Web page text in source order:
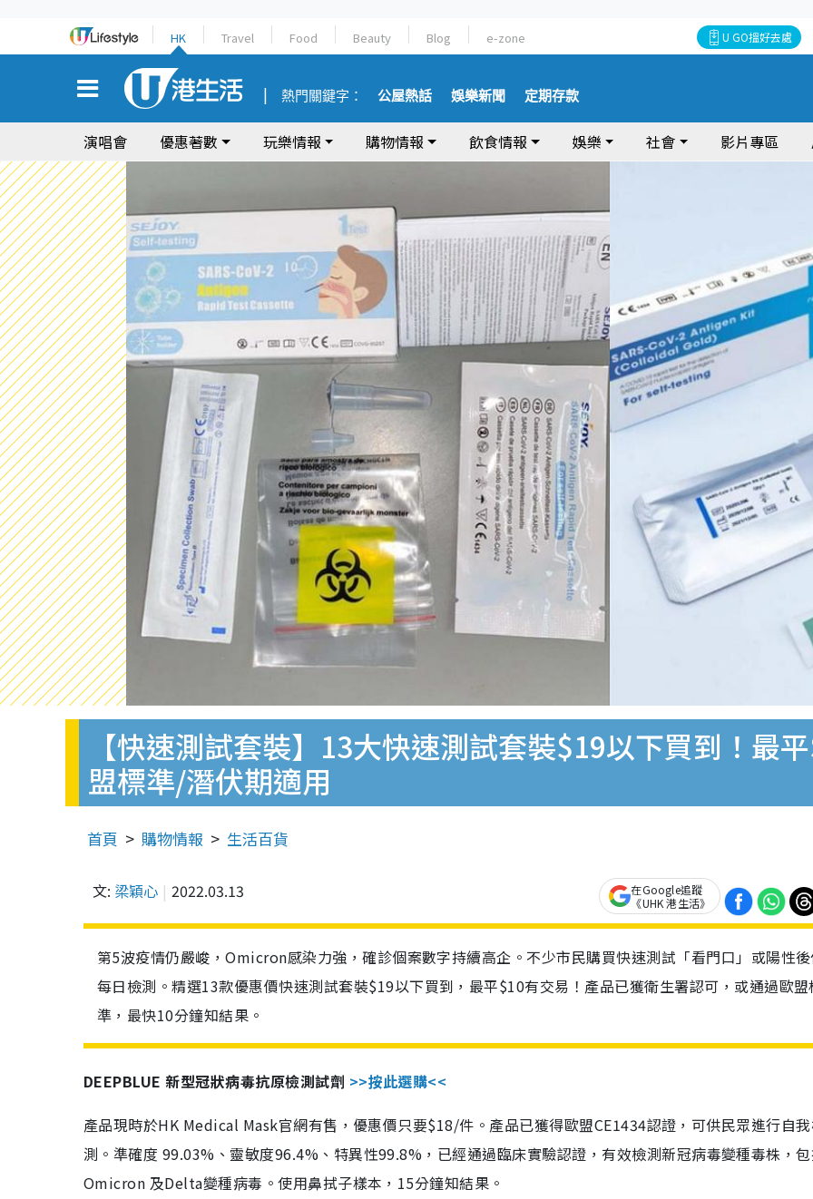
HK Travel Food Beauty Blog e-zone U GO搵好去處
熱門關鍵字： 公屋熱話 娛樂新聞 定期存款
演唱會 優惠著數 玩樂情報 購物情報 飲食情報 娛樂 社會 影片專區
【快速測試套裝】13大快速測試套裝$19以下買到！最
盟標準/潛伏期適用
首頁 購物情報 生活百貨
文: 梁穎心 2022.03.13
在Google追蹤
《UHK 港生活》
第5波疫情仍嚴峻，Omicron感染力強，確診個案數字持續高企。不少市民購買快速測試「看門口」或陽性
每日檢測。精選13款優惠價快速測試套裝$19以下買到，最平$10有交易！產品已獲衛生署認可，或通過歐盟
準，最快10分鐘知結果。
DEEPBLUE 新型冠狀病毒抗原檢測試劑 >>按此選購<<
產品現時於HK Medical Mask官網有售，優惠價只要$18/件。產品已獲得歐盟CE1434認證，可供民眾進行自
測。準確度 99.03%、靈敏度96.4%、特異性99.8%，已經通過臨床實驗認證，有效檢測新冠病毒變種毒株，
Omicron 及Delta變種病毒。使用鼻拭子樣本，15分鐘知結果。